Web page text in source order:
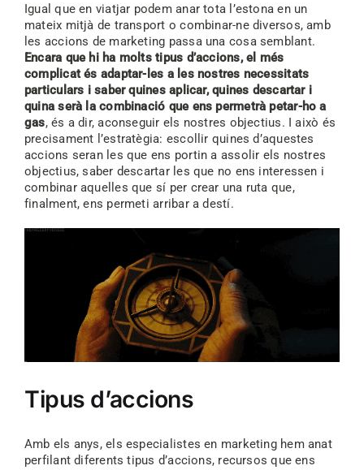
Igual que en viatjar podem anar tota l’estona en un
mateix mitjà de transport o combinar-ne diversos, amb
les accions de marketing passa una cosa semblant.
Encara que hi ha molts tipus d’accions, el més
complicat és adaptar-les a les nostres necessitats
particulars i saber quines aplicar, quines descartar i
quina serà la combinació que ens permetrà petar-ho a
gas, és a dir, aconseguir els nostres objectius. I això és
precisament l’estratègia: escollir quines d’aquestes
accions seran les que ens portin a assolir els nostres
objectius, saber descartar les que no ens interessen i
combinar aquelles que sí per crear una ruta que,
finalment, ens permeti arribar a destí.
Tipus d’accions
Amb els anys, els especialistes en marketing hem anat
perfilant diferents tipus d’accions, recursos que ens